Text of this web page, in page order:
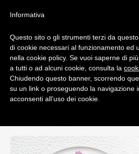
IL BLOG DI
MENU
Informativa
Questo sito o gli strumenti terzi da
di cookie necessari al funzionamento ed
nella cookie policy. Se vuoi saperne di
a tutti o ad alcuni cookie, consulta la
Chiudendo questo banner, scorrendo
su un link o proseguendo la navigazione
acconsenti all’uso dei cookie.